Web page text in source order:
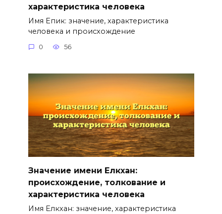
характеристика человека
Имя Епик: значение, характеристика
человека и происхождение
0 56
Значение имени Елкхан:
происхождение, толкование и
характеристика человека
Имя Елкхан: значение, характеристика